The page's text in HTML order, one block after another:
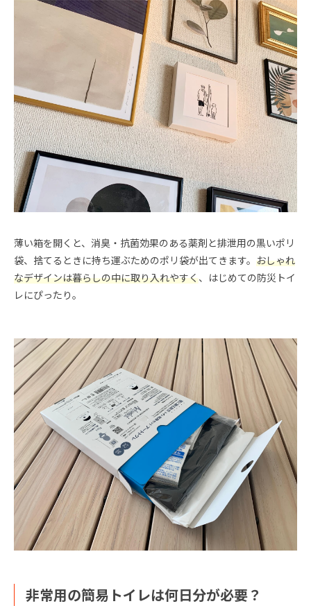
薄い箱を開くと、消臭・抗菌効果のある薬剤と排泄用の黒いポリ
袋、捨てるときに持ち運ぶためのポリ袋が出てきます。 おしゃれ
なデザインは暮らしの中に取り入れやすく、はじめての防災トイ
レにぴったり。
非常用の簡易トイレは何日分が必要？